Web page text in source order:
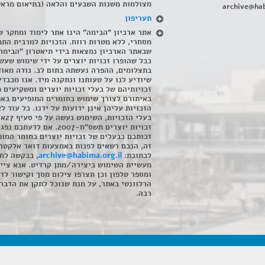
מצולמות משנות השבעים והלאה (בתיאום
תעריפון
אתר ארכיון "הבימה" הינו אתר לימוד ומחקר
מסחרי, ללא מטרות רווח. הזכויות למרבית
שבאתר הארכיון נמצאות בידי תיאטרון
ככל שהופרו זכויות יוצרים על ידי שימוש
בתצלומים, ההפרה נעשתה בתום לב. נודה
שיודיע לנו על טעותנו ונתקנה מיד. אנו
זכויותיהם של בעלי זכויות יוצרים
באיתורם לצורך שימוש בחומרים המופיעים
הזכויות עליהן אינן ידועות על ידנו. כל עוד
בעלי
זכויות יוצרים תשס"ח-2007. אם
זכותכם כבעלים של זכויות יוצרים בחומר
זה, הנכם רשאים לפנות באמצעות דואר
לכתובת: archive@habima.org.il, בבקשה
מעשיית השימוש ביצירה/מתן קרדיט. אנא
ומספר טלפון וכן תצרפו צילום מסך וקישור
הרלוונטי באתר, על מנת שנוכל לתקן את
רבה.